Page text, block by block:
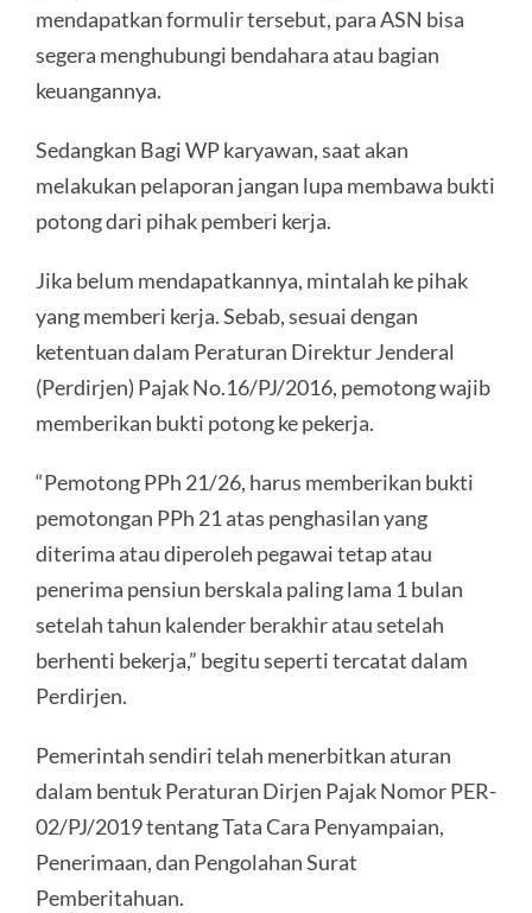
mendapatkan formulir tersebut, para ASN bisa
segera menghubungi bendahara atau bagian
keuangannya.
Sedangkan Bagi WP karyawan, saat akan
melakukan pelaporan jangan lupa membawa bukti
potong dari pihak pemberi kerja.
Jika belum mendapatkannya, mintalah ke pihak
yang memberi kerja. Sebab, sesuai dengan
ketentuan dalam Peraturan Direktur Jenderal
(Perdirjen) Pajak No.16/PJ/2016, pemotong wajib
memberikan bukti potong ke pekerja.
“Pemotong PPh 21/26, harus memberikan bukti
pemotongan PPh 21 atas penghasilan yang
diterima atau diperoleh pegawai tetap atau
penerima pensiun berskala paling lama 1 bulan
setelah tahun kalender berakhir atau setelah
berhenti bekerja,” begitu seperti tercatat dalam
Perdirjen.
Pemerintah sendiri telah menerbitkan aturan
dalam bentuk Peraturan Dirjen Pajak Nomor PER-
02/PJ/2019 tentang Tata Cara Penyampaian,
Penerimaan, dan Pengolahan Surat
Pemberitahuan.